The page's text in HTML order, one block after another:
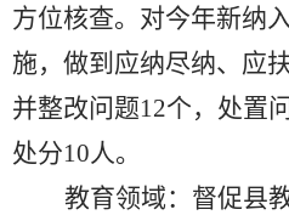
方位核查。对今年新纳
施，做到应纳尽纳、应
并整改问题12个，处置
处分10人。
教育领域： 督促县